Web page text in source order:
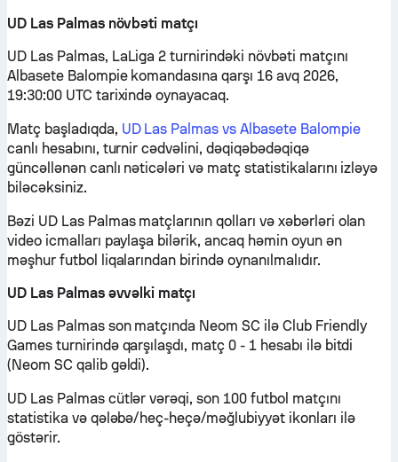
UD Las Palmas növbəti matçı
UD Las Palmas, LaLiga 2 turnirindəki növbəti matçını
Albasete Balompie komandasına qarşı 16 avq 2026,
19:30:00 UTC tarixində oynayacaq.
Matç başladıqda, UD Las Palmas vs Albasete Balompie
canlı hesabını, turnir cədvəlini, dəqiqəbədəqiqə
güncəllənən canlı nəticələri və matç statistikalarını izləyə
biləcəksiniz.
Bəzi UD Las Palmas matçlarının qolları və xəbərləri olan
video icmalları paylaşa bilərik, ancaq həmin oyun ən
məşhur futbol liqalarından birində oynanılmalıdır.
UD Las Palmas əvvəlki matçı
UD Las Palmas son matçında Neom SC ilə Club Friendly
Games turnirində qarşılaşdı, matç 0 - 1 hesabı ilə bitdi
(Neom SC qalib gəldi).
UD Las Palmas cütlər vərəqi, son 100 futbol matçını
statistika və qələbə/heç-heçə/məğlubiyyət ikonları ilə
göstərir.